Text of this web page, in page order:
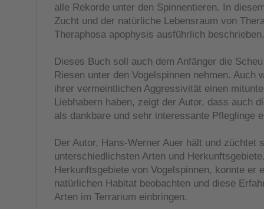
alle Rekorde unter den Spinnentieren. In
Zucht und der natürliche Lebensraum von
Theraphosa apophysis ausführlich beschrieben.
Dieses Buch soll auch dem Anfänger die
Riesen unter den Vogelspinnen nehmen. Auch
ihrer vermeintlichen Aggressivität einen
Liebhabern haben, zeigt der Autor, dass auch
als dankbare und sehr interessante Pfleglinge
Der Autor, Hans-Werner Auer hält und züchtet
unterschiedlichsten Arten und
Herkunftsgebiete von Vogelspinnen, konnte er
natürlichen Habitat beobachten und diese
Arten im Terrarium einbringen.